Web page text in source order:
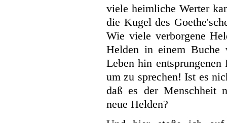
viele heimliche Werter
die Kugel des
Wie viele verborgene
Helden in einem Buche
Leben hin
um zu sprechen! Ist es
daß es der Menschheit
neue Helden?